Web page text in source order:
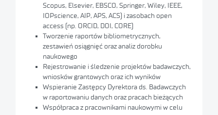
Scopus, Elsevier, EBSCO, Springer, Wiley, IEEE,
IOPscience, AIP, APS, ACS) i zasobach open
access (np. ORCID, DOI, CORE)
Tworzenie raportów bibliometrycznych,
zestawień osiągnięć oraz analiz dorobku
naukowego
Rejestrowanie i śledzenie projektów badawczych,
wniosków grantowych oraz ich wyników
Wspieranie Zastępcy Dyrektora ds. Badawczych
w raportowaniu danych oraz pracach bieżących
Współpraca z pracownikami naukowymi w celu